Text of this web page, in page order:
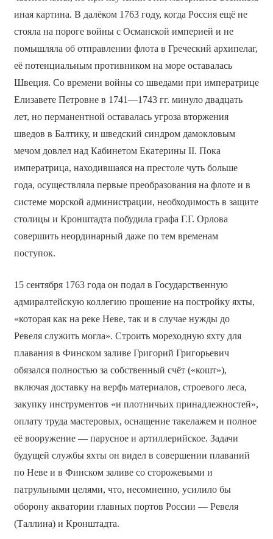
иная картина. В далёком 1763 году, когда Россия ещё не
стояла на пороге войны с Османской империей и не
помышляла об отправлении флота в Греческий архипелаг,
её потенциальным противником на море оставалась
Швеция. Со времени войны со шведами при императрице
Елизавете Петровне в 1741—1743 гг. минуло двадцать
лет, но перманентной оставалась угроза вторжения
шведов в Балтику, и шведский синдром дамокловым
мечом довлел над Кабинетом Екатерины II. Пока
императрица, находившаяся на престоле чуть больше
года, осуществляла первые преобразования на флоте и в
системе морской администрации, необходимость в защите
столицы и Кронштадта побудила графа Г.Г. Орлова
совершить неординарный даже по тем временам
поступок.
15 сентября 1763 года он подал в Государственную
адмиралтейскую коллегию прошение на постройку яхты,
«которая как на реке Неве, так и в случае нужды до
Ревеля служить могла». Строить мореходную яхту для
плавания в Финском заливе Григорий Григорьевич
обязался полностью за собственный счёт («кошт»),
включая доставку на верфь материалов, строевого леса,
закупку инструментов «и плотничьих принадлежностей»,
оплату труда мастеровых, оснащение такелажем и полное
её вооружение — парусное и артиллерийское. Задачи
будущей службы яхты он видел в совершении плаваний
по Неве и в Финском заливе со сторожевыми и
патрульными целями, что, несомненно, усилило бы
оборону акватории главных портов России — Ревеля
(Таллина) и Кронштадта.